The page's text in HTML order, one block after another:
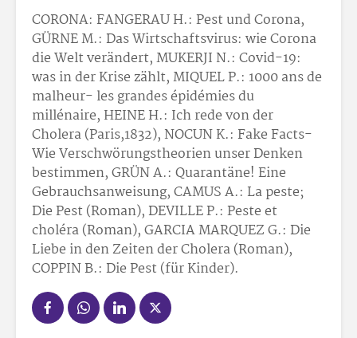
CORONA: FANGERAU H.: Pest und Corona,
GÜRNE M.: Das Wirtschaftsvirus: wie Corona
die Welt verändert, MUKERJI N.: Covid-19:
was in der Krise zählt, MIQUEL P.: 1000 ans de
malheur- les grandes épidémies du
millénaire, HEINE H.: Ich rede von der
Cholera (Paris,1832), NOCUN K.: Fake Facts-
Wie Verschwörungstheorien unser Denken
bestimmen, GRÜN A.: Quarantäne! Eine
Gebrauchsanweisung, CAMUS A.: La peste;
Die Pest (Roman), DEVILLE P.: Peste et
choléra (Roman), GARCIA MARQUEZ G.: Die
Liebe in den Zeiten der Cholera (Roman),
COPPIN B.: Die Pest (für Kinder).